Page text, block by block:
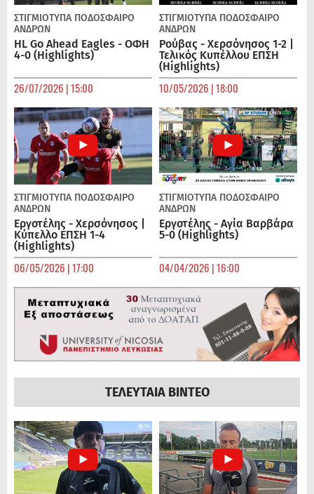
ΣΤΙΓΜΙΟΤΥΠΑ ΠΟΔΌΣΦΑΙΡΟ
ΑΝΔΡΏΝ
HL Go Ahead Eagles - ΟΦΗ
4-0 (Highlights)
26/07/2026 | 15:00
ΣΤΙΓΜΙΟΤΥΠΑ ΠΟΔΌΣΦΑΙΡΟ
ΑΝΔΡΏΝ
Ρούβας - Χερσόνησος 1-2 |
Τελικός Κυπέλλου ΕΠΣΗ
(Highlights)
10/05/2026 | 18:00
ΣΤΙΓΜΙΟΤΥΠΑ ΠΟΔΌΣΦΑΙΡΟ
ΑΝΔΡΏΝ
Εργοτέλης - Χερσόνησος |
Κύπελλο ΕΠΣΗ 1-4
(Highlights)
06/05/2026 | 17:00
ΣΤΙΓΜΙΟΤΥΠΑ ΠΟΔΌΣΦΑΙΡΟ
ΑΝΔΡΏΝ
Εργοτέλης - Αγία Βαρβάρα
5-0 (Highlights)
04/04/2026 | 16:00
ΤΕΛΕΥΤΑΙΑ ΒΙΝΤΕΟ